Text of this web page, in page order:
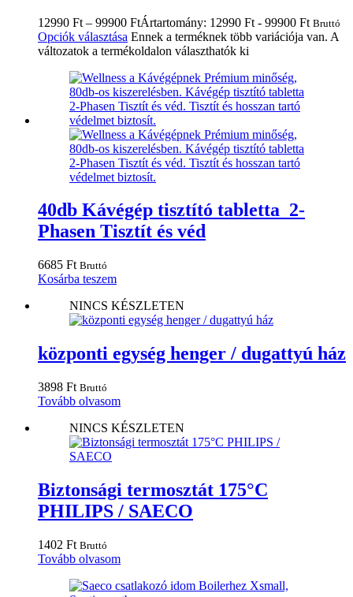
12990 Ft – 99900 FtÁrtartomány: 12990 Ft - 99900 Ft Bruttó
Opciók választása Ennek a terméknek több variációja van. A
változatok a termékoldalon választhatók ki
40db Kávégép tisztító tabletta 2-
Phasen Tisztít és véd
6685 Ft Bruttó
Kosárba teszem
NINCS KÉSZLETEN
központi egység henger / dugattyú ház
3898 Ft Bruttó
Tovább olvasom
NINCS KÉSZLETEN
Biztonsági termosztát 175°C
PHILIPS / SAECO
1402 Ft Bruttó
Tovább olvasom